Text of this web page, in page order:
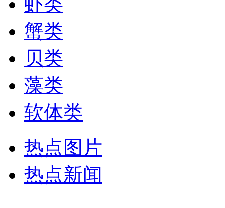
蟹类
贝类
藻类
软体类
热点图片
热点新闻